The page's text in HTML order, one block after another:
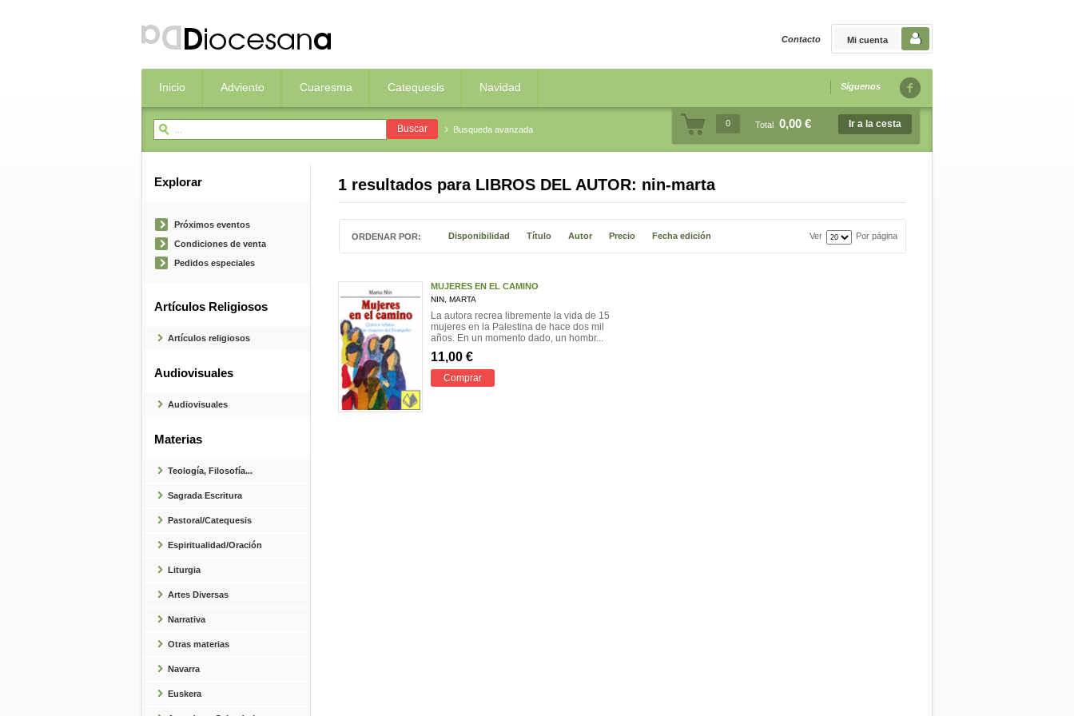
Mi cuenta
Contacto
Inicio Adviento Cuaresma Catequesis Navidad Síguenos
Busqueda avanzada
0 Total 0,00 € Ir a la cesta
Explorar
Próximos eventos
Condiciones de venta
Pedidos especiales
Artículos Religiosos
Artículos religiosos
Audiovisuales
Audiovisuales
Materias
Teología, Filosofía...
Sagrada Escritura
Pastoral/Catequesis
Espiritualidad/Oración
Liturgia
Artes Diversas
Narrativa
Otras materias
Navarra
Euskera
1 resultados para LIBROS DEL AUTOR: nin-marta
ORDENAR POR: Disponibilidad Título Autor Precio Fecha edición Ver Por página
MUJERES EN EL CAMINO
NIN, MARTA
La autora recrea libremente la vida de 15
mujeres en la Palestina de hace dos mil
años. En un momento dado, un hombr...
11,00 €
Comprar